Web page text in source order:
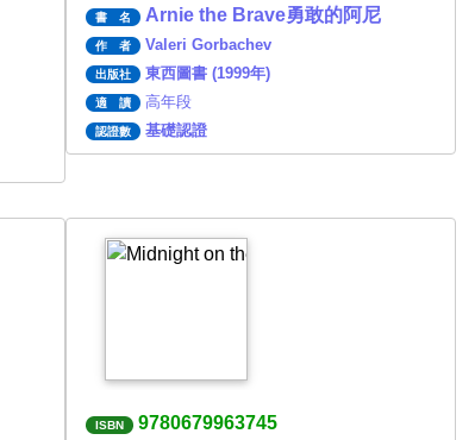
書 名 Arnie the Brave勇敢的阿尼
作 者 Valeri Gorbachev
出版社 東西圖書 (1999年)
適 讀 高年段
認證數 基礎認證
ISBN 9780679963745